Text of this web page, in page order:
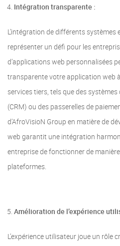
Intégration transparente :
L’intégration de différents systèmes
représenter un défi pour les
d’applications web personnalisées
transparente votre application web
services tiers, tels que des
(CRM) ou des passerelles de
d’AfroVisioN Group en matière de
web garantit une intégration
entreprise de fonctionner de
plateformes.
Amélioration de l’expérience
L’expérience utilisateur joue un rôle